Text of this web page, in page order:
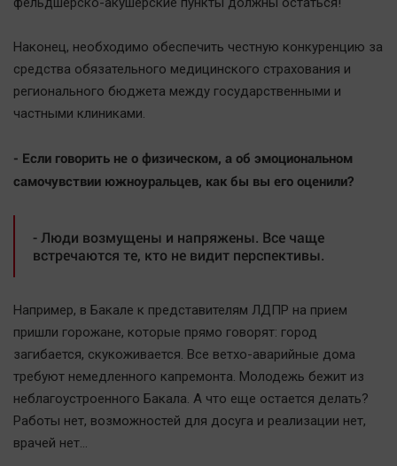
Наконец, необходимо обеспечить честную конкуренцию за
средства обязательного медицинского страхования и
регионального бюджета между государственными и
частными клиниками.
- Если говорить не о физическом, а об эмоциональном
самочувствии южноуральцев, как бы вы его оценили?
- Люди возмущены и напряжены. Все чаще
встречаются те, кто не видит перспективы.
Например, в Бакале к представителям ЛДПР на прием
пришли горожане, которые прямо говорят: город
загибается, скукоживается. Все ветхо-аварийные дома
требуют немедленного капремонта. Молодежь бежит из
неблагоустроенного Бакала. А что еще остается делать?
Работы нет, возможностей для досуга и реализации нет,
врачей нет…